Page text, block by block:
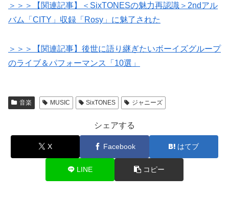
＞＞＞【関連記事】＜SixTONESの魅力再認識＞2ndアル
バム「CITY」収録「Rosy」に魅了された
＞＞＞【関連記事】後世に語り継ぎたいボーイズグループ
のライブ＆パフォーマンス「10選」
音楽 MUSIC SixTONES ジャニーズ
シェアする
X Facebook はてブ
LINE コピー